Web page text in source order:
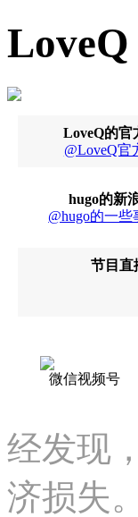
LoveQ
LoveQ的官
@LoveQ官
hugo的新
@hugo的一
节目直
微信视频号
经发现
济损失。